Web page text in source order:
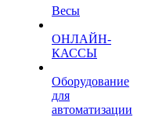
Весы
ОНЛАЙН-
КАССЫ
Оборудование
для
автоматизации